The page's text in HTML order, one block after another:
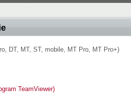
DT, MT, ST, mobile, MT Pro, MT Pro+)
TeamViewer)